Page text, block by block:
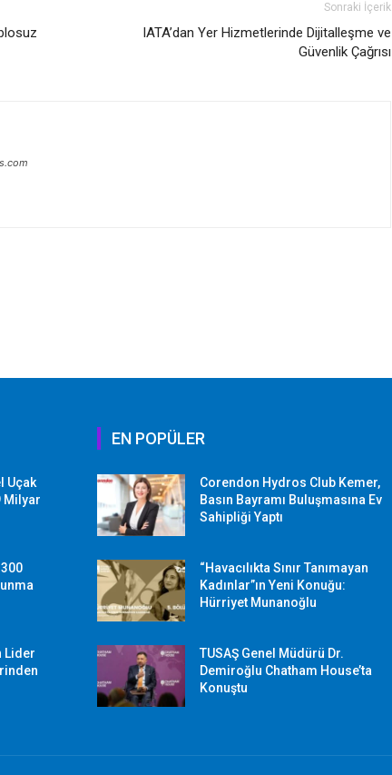
Sonraki İçerik
IATA’dan Yer Hizmetlerinde Dijitalleşme ve
Güvenlik Çağrısı
Uçak
Milyar
Lider
EN POPÜLER
Corendon Hydros Club Kemer,
Basın Bayramı Buluşmasına Ev
Sahipliği Yaptı
“Havacılıkta Sınır Tanımayan
Kadınlar”ın Yeni Konuğu:
Hürriyet Munanoğlu
TUSAŞ Genel Müdürü Dr.
Demiroğlu Chatham House’ta
Konuştu